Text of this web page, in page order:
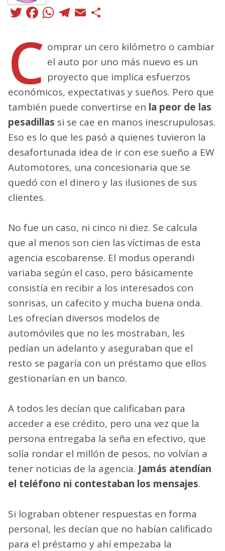
Twitter
Facebook
WhatsApp
Telegram
Email
C omprar un cero kilómetro o cambiar
el auto por uno más nuevo es un
proyecto que implica esfuerzos
económicos, expectativas y sueños. Pero que
también puede convertirse en la peor de las
pesadillas si se cae en manos inescrupulosas.
Eso es lo que les pasó a quienes tuvieron la
desafortunada idea de ir con ese sueño a EW
Automotores, una concesionaria que se
quedó con el dinero y las ilusiones de sus
clientes.
No fue un caso, ni cinco ni diez. Se calcula
que al menos son cien las víctimas de esta
agencia escobarense. El modus operandi
variaba según el caso, pero básicamente
consistía en recibir a los interesados con
sonrisas, un cafecito y mucha buena onda.
Les ofrecían diversos modelos de
automóviles que no les mostraban, les
pedían un adelanto y aseguraban que el
resto se pagaría con un préstamo que ellos
gestionarían en un banco.
A todos les decían que calificaban para
acceder a ese crédito, pero una vez que la
persona entregaba la seña en efectivo, que
solía rondar el millón de pesos, no volvían a
tener noticias de la agencia. Jamás atendían
el teléfono ni contestaban los mensajes.
Si lograban obtener respuestas en forma
personal, les decían que no habían calificado
para el préstamo y ahí empezaba la